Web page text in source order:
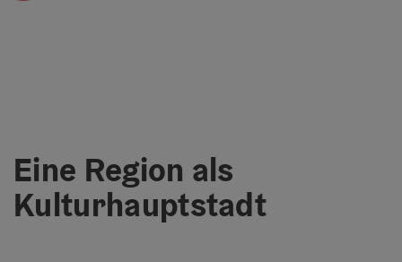
Eine Region als
Kulturhauptstadt